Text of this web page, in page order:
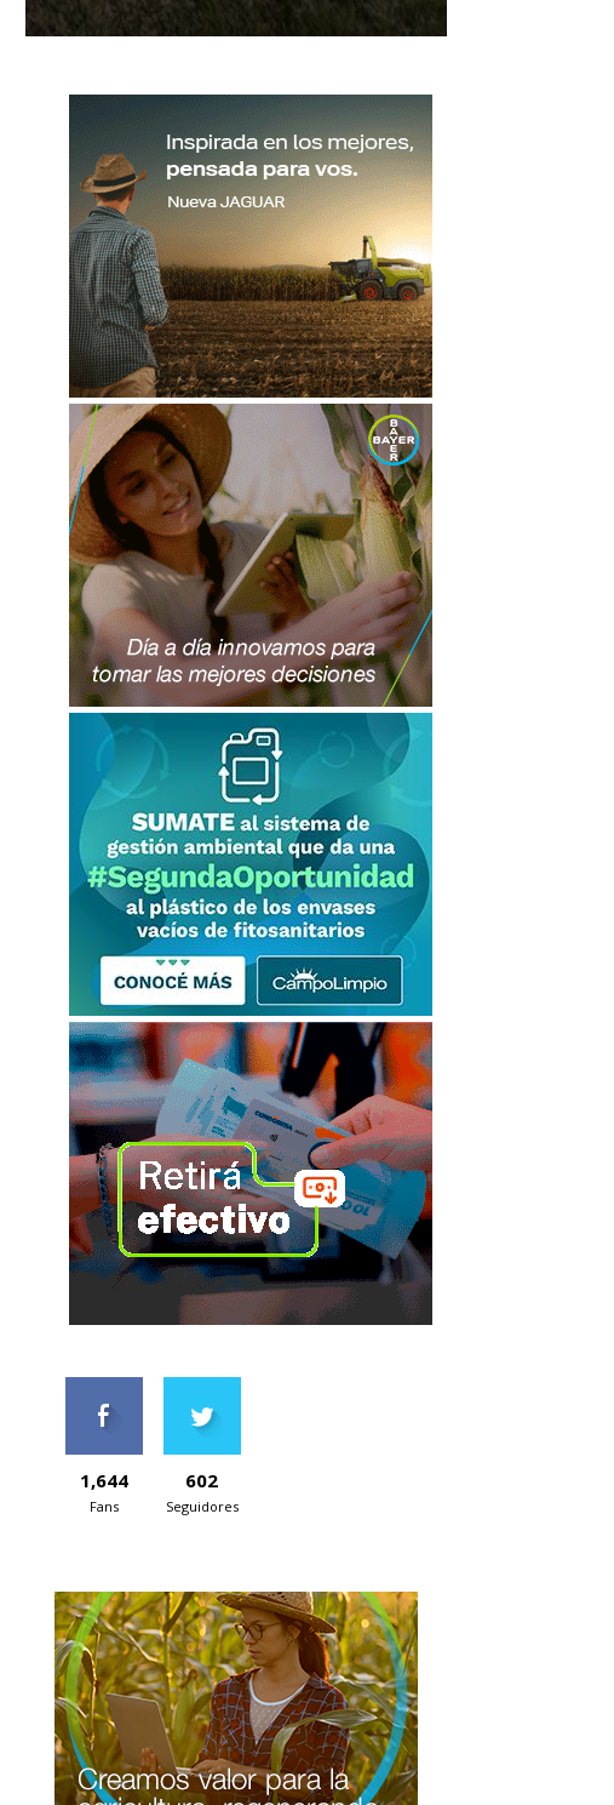
1,644
Fans
602
Seguidores